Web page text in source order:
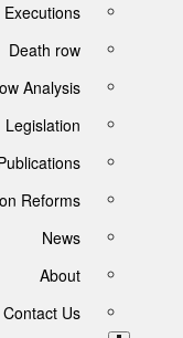
Executions
Death row
Analysis
Legislation
Reforms
News
About
Contact Us